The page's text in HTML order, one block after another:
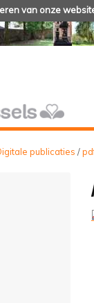
van onze
publicaties /